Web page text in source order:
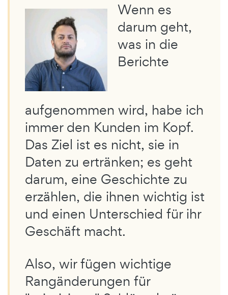
Wenn es
darum geht,
was in die
Berichte
aufgenommen wird, habe ich
immer den Kunden im Kopf.
Das Ziel ist es nicht, sie in
Daten zu ertränken; es geht
darum, eine Geschichte zu
erzählen, die ihnen wichtig ist
und einen Unterschied für ihr
Geschäft macht.
Also, wir fügen wichtige
Rangänderungen für